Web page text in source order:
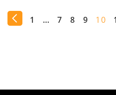
1 … 7 8 9 10